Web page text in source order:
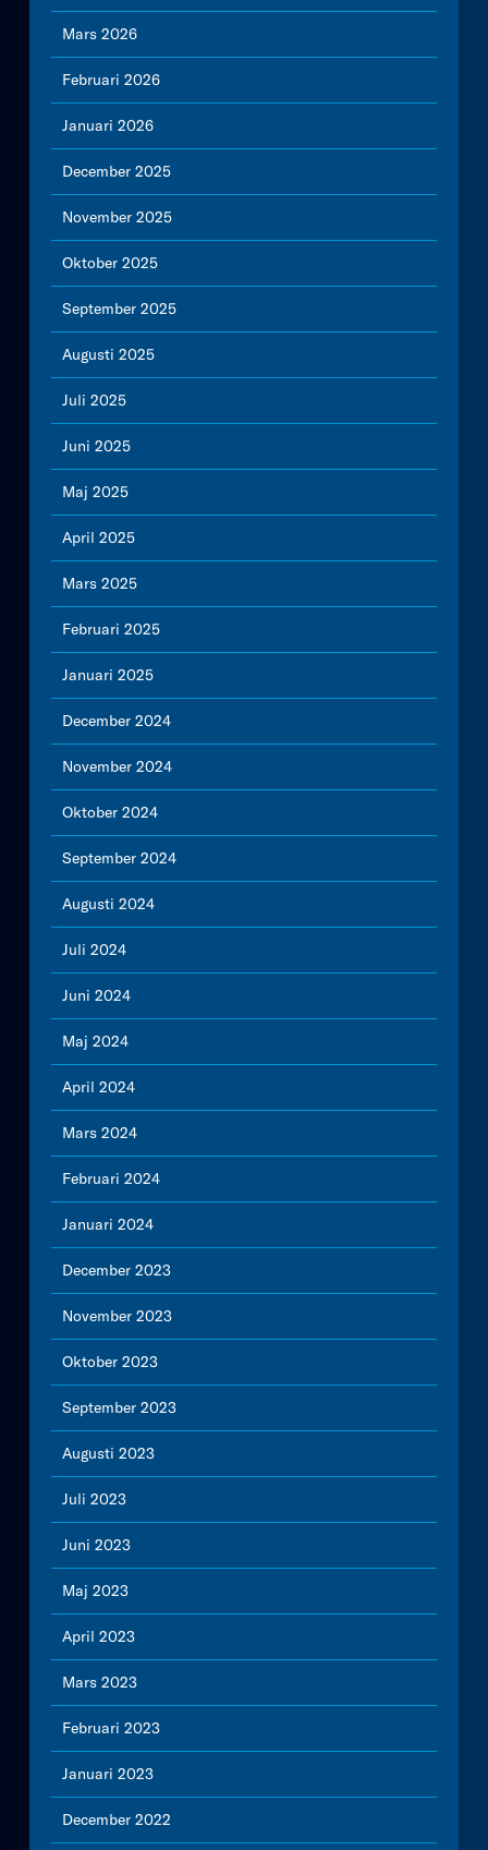
Mars 2026
Februari 2026
Januari 2026
December 2025
November 2025
Oktober 2025
September 2025
Augusti 2025
Juli 2025
Juni 2025
Maj 2025
April 2025
Mars 2025
Februari 2025
Januari 2025
December 2024
November 2024
Oktober 2024
September 2024
Augusti 2024
Juli 2024
Juni 2024
Maj 2024
April 2024
Mars 2024
Februari 2024
Januari 2024
December 2023
November 2023
Oktober 2023
September 2023
Augusti 2023
Juli 2023
Juni 2023
Maj 2023
April 2023
Mars 2023
Februari 2023
Januari 2023
December 2022